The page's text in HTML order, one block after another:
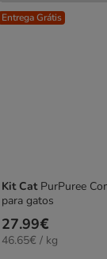
Entrega Grátis
Kit Cat PurPuree
para gatos
Preço
27.99€
27.99€
46.65€
46.65€ / kg